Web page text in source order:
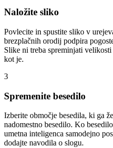
Naložite sliko
Povlecite in spustite sliko v
brezplačnih orodij podpira
Slike ni treba spreminjati
kot je.
3
Spremenite besedilo
Izberite območje besedila, ki ga
nadomestno besedilo. Ko
umetna inteligenca samodejno
dodajte navodila o slogu.